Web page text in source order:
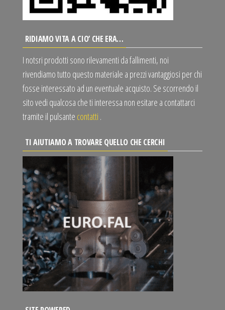
RIDIAMO VITA A CIO’ CHE ERA…
I notsri prodotti sono rilevamenti da fallimenti, noi
rivendiamo tutto questo materiale a prezzi vantaggiosi per chi
fosse interessato ad un eventuale acquisto. Se scorrendo il
sito vedi qualcosa che ti interessa non esitare a contattarci
tramite il pulsante contatti .
TI AIUTIAMO A TROVARE QUELLO CHE CERCHI